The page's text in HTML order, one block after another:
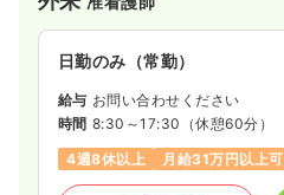
日勤のみ（常勤）
給与 お問い合わせください
時間 8:30～17:30 （休憩60分）
4週8休以上
月給31万円以上可